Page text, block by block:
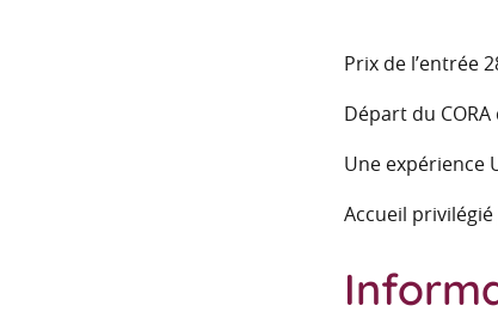
Prix de l’entrée
Départ du
Une expérience
Accueil privilégié